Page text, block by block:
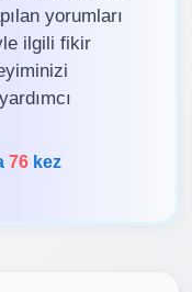
yorumları
ilgili fikir
76 kez